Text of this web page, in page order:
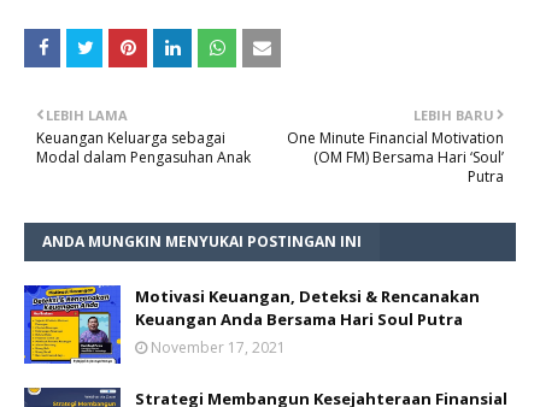
LEBIH BARU
One Minute Financial Motivation
(OM FM) Bersama Hari ‘Soul’
Putra
LEBIH LAMA
Keuangan Keluarga sebagai
Modal dalam Pengasuhan Anak
ANDA MUNGKIN MENYUKAI POSTINGAN INI
Motivasi Keuangan, Deteksi & Rencanakan
Keuangan Anda Bersama Hari Soul Putra
November 17, 2021
Strategi Membangun Kesejahteraan Finansial